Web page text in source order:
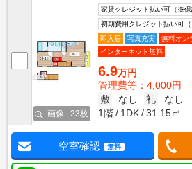
画像 : 23枚
家賃クレジット払い可（※保
初期費用クレジット払い可
即入居
写真充実
無料オン
インターネット無料
6.9万円
管理費等：4,000円
敷
なし 礼
なし
1階
1DK 31.15㎡
空室確認 無料